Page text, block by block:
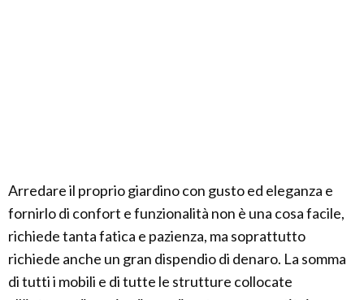
Arredare il proprio giardino con gusto ed eleganza e
fornirlo di confort e funzionalità non è una cosa facile,
richiede tanta fatica e pazienza, ma soprattutto
richiede anche un gran dispendio di denaro. La somma
di tutti i mobili e di tutte le strutture collocate